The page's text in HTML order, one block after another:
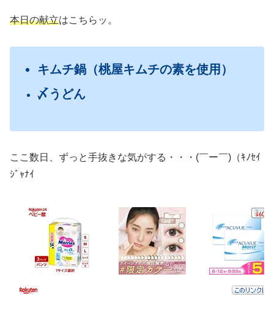
本日の献立はこちらッ。
キムチ鍋（桃屋キムチの素を使用）
〆うどん
ここ数日、ずっと手抜きな気がする・・・(￣ー￣)（ｷﾉｾｲ
ｼﾞｬﾅｲ